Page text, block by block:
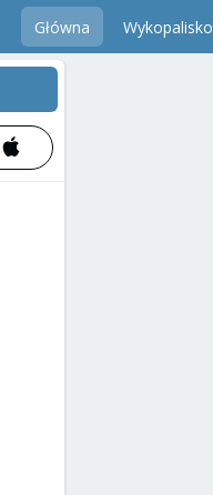
Główna Wykopalisko